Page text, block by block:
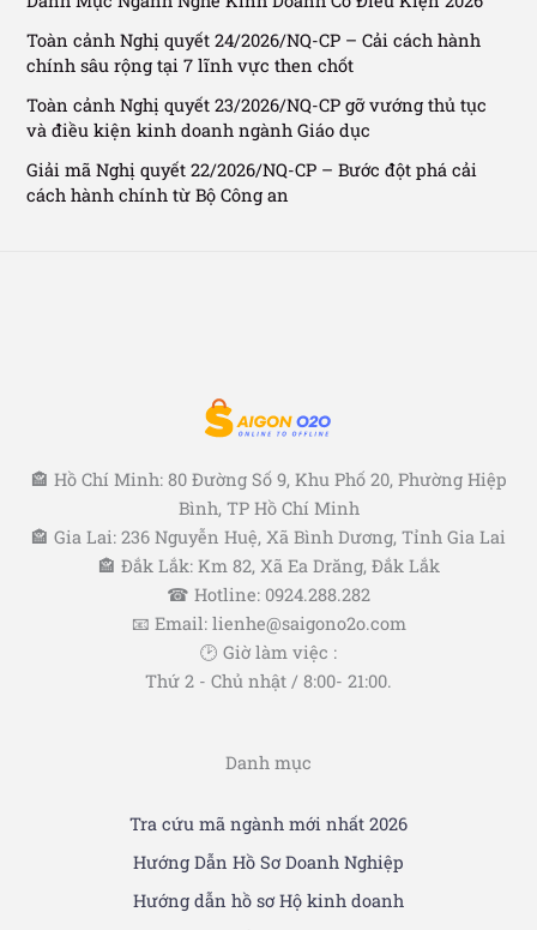
Toàn cảnh Nghị quyết 24/2026/NQ-CP – Cải cách hành
chính sâu rộng tại 7 lĩnh vực then chốt
Toàn cảnh Nghị quyết 23/2026/NQ-CP gỡ vướng thủ tục
và điều kiện kinh doanh ngành Giáo dục
Giải mã Nghị quyết 22/2026/NQ-CP – Bước đột phá cải
cách hành chính từ Bộ Công an
🏤 Hồ Chí Minh: 80 Đường Số 9, Khu Phố 20, Phường Hiệp
Bình, TP Hồ Chí Minh
🏤 Gia Lai: 236 Nguyễn Huệ, Xã Bình Dương, Tỉnh Gia Lai
🏤 Đắk Lắk: Km 82, Xã Ea Drăng, Đắk Lắk
☎ Hotline: 0924.288.282
📧 Email: lienhe@saigono2o.com
🕑 Giờ làm việc :
Thứ 2 - Chủ nhật / 8:00- 21:00.
Danh mục
Tra cứu mã ngành mới nhất 2026
Hướng Dẫn Hồ Sơ Doanh Nghiệp
Hướng dẫn hồ sơ Hộ kinh doanh